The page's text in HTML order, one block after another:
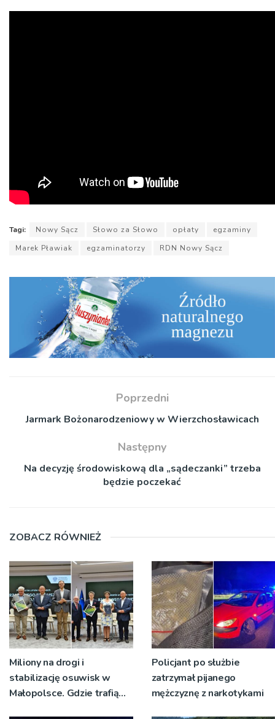
Tagi: Nowy Sącz Słowo za Słowo opłaty
egzaminy
Marek Pławiak
egzaminatorzy RDN Nowy Sącz
Poprzedni
Jarmark Bożonarodzeniowy w Wierzchosławicach
Następny
Na decyzję środowiskową dla „sądeczanki” trzeba
będzie poczekać
ZOBACZ RÓWNIEŻ
Miliony na drogi i
stabilizację osuwisk w
Małopolsce. Gdzie trafią
Policjant po służbie
zatrzymał pijanego
mężczyznę z narkotykami